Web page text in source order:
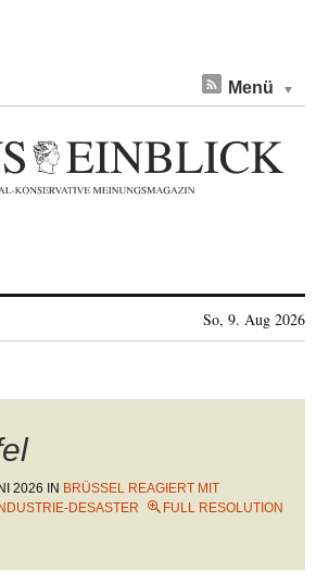
Menü
So, 9. Aug 2026
2026 IN BRÜSSEL REAGIERT MIT
DESASTER
FULL RESOLUTION